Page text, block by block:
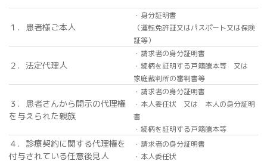
１．患者様ご本人
・身分証明書
（運転免許証又はパスポート又は保険
証等）
２．法定代理人
・請求者の身分証明書
・続柄を証明する戸籍謄本等 又は
家庭裁判所の審判書等
３．患者さんから開示の代理権
を与えられた親族
・請求者の身分証明書
・本人委任状 又は 本人の身分証明
書
・続柄を証明する戸籍謄本等
４．診療契約に関する代理権を
付与されている任意後見人
・請求者の身分証明書
・本人委任状